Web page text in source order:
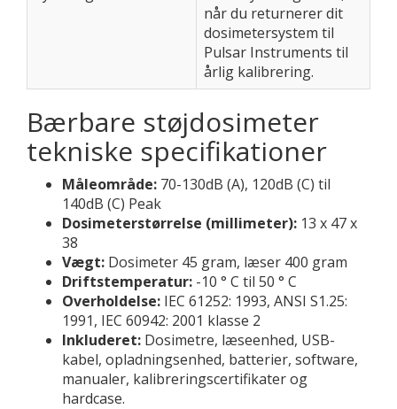
når du returnerer dit
dosimetersystem til
Pulsar Instruments til
årlig kalibrering.
Bærbare støjdosimeter
tekniske specifikationer
Måleområde: 70-130dB (A), 120dB (C) til
140dB (C) Peak
Dosimeterstørrelse (millimeter): 13 x 47 x
38
Vægt: Dosimeter 45 gram, læser 400 gram
Driftstemperatur: -10 ° C til 50 ° C
Overholdelse: IEC 61252: 1993, ANSI S1.25:
1991, IEC 60942: 2001 klasse 2
Inkluderet: Dosimetre, læseenhed, USB-
kabel, opladningsenhed, batterier, software,
manualer, kalibreringscertifikater og
hardcase.